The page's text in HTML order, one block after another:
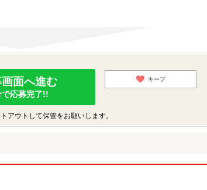
面へ進む
で応募完了!!
キープ
アウトして保管をお願いします。